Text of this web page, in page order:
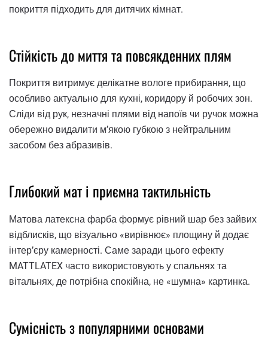
покриття підходить для дитячих кімнат.
Стійкість до миття та повсякденних плям
Покриття витримує делікатне вологе прибирання, що
особливо актуально для кухні, коридору й робочих зон.
Сліди від рук, незначні плями від напоїв чи ручок можна
обережно видалити м’якою губкою з нейтральним
засобом без абразивів.
Глибокий мат і приємна тактильність
Матова латексна фарба формує рівний шар без зайвих
відблисків, що візуально «вирівнює» площину й додає
інтер’єру камерності. Саме заради цього ефекту
MATTLATEX часто використовують у спальнях та
вітальнях, де потрібна спокійна, не «шумна» картинка.
Сумісність з популярними основами